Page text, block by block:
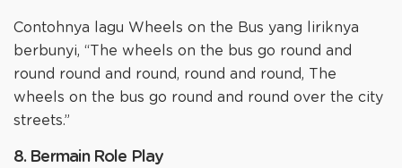
Contohnya lagu Wheels on the Bus yang liriknya
berbunyi, “The wheels on the bus go round and
round round and round, round and round, The
wheels on the bus go round and round over the city
streets.”
8. Bermain Role Play